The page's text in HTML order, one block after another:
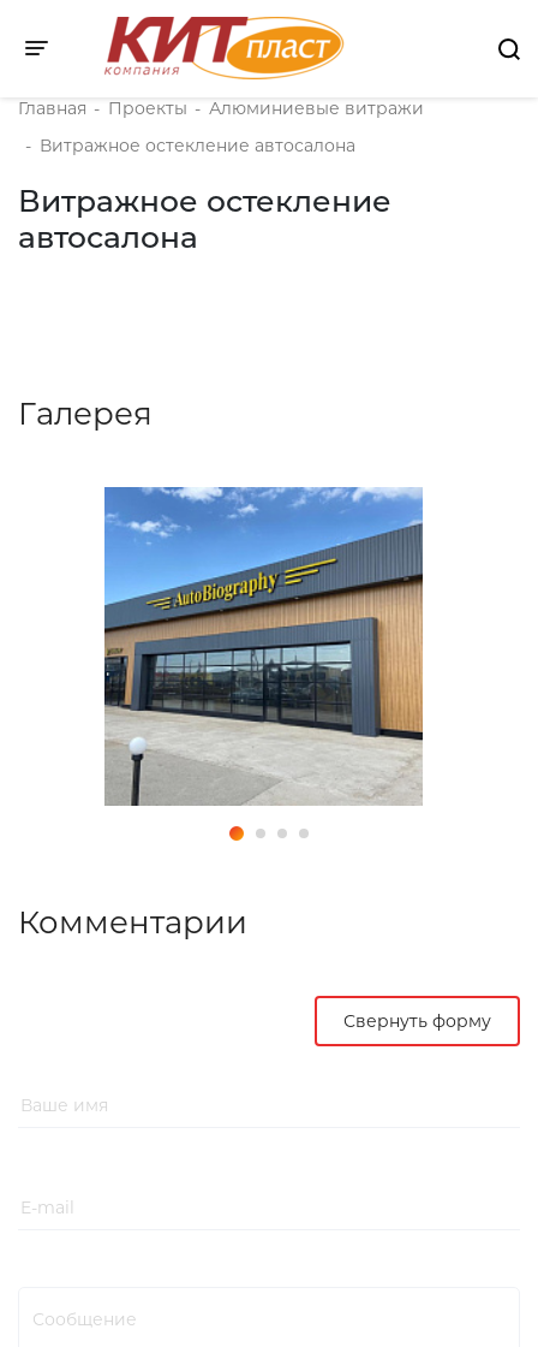
Toggle navigation
Главная - Проекты - Алюминиевые витражи
- Витражное остекление автосалона
Витражное остекление
автосалона
Галерея
Комментарии
Свернуть форму